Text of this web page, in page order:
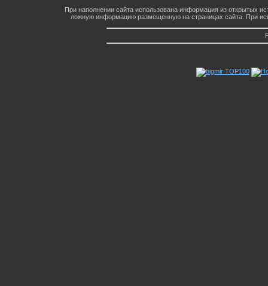
При наполнении сайта использована информация из открытых
ложную информацию размещенную на страницах сайта. При